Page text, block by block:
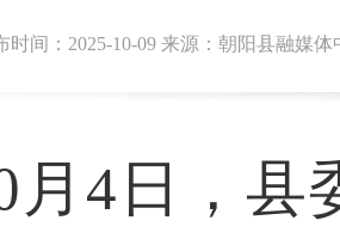
时间：2025-10-09 来源：朝阳县融媒体
月 4 日，县